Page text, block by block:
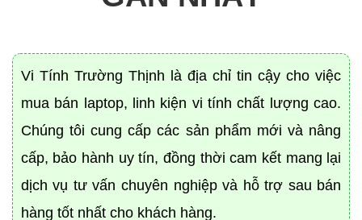
Vi Tính Trường Thịnh là địa chỉ tin cậy cho việc
mua bán laptop, linh kiện vi tính chất lượng cao.
Chúng tôi cung cấp các sản phẩm mới và nâng
cấp, bảo hành uy tín, đồng thời cam kết mang lại
dịch vụ tư vấn chuyên nghiệp và hỗ trợ sau bán
hàng tốt nhất cho khách hàng.